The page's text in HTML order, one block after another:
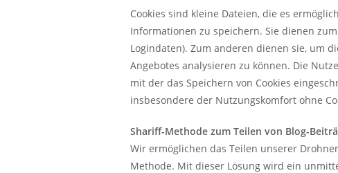
Cookies sind kleine Dateien, die es
Informationen zu speichern. Sie dienen
Logindaten). Zum anderen dienen sie, um
Angebotes analysieren zu können. Die
mit der das Speichern von Cookies
insbesondere der Nutzungskomfort ohne
Shariff-Methode zum Teilen von Blog-
Wir ermöglichen das Teilen unserer
Methode. Mit dieser Lösung wird ein